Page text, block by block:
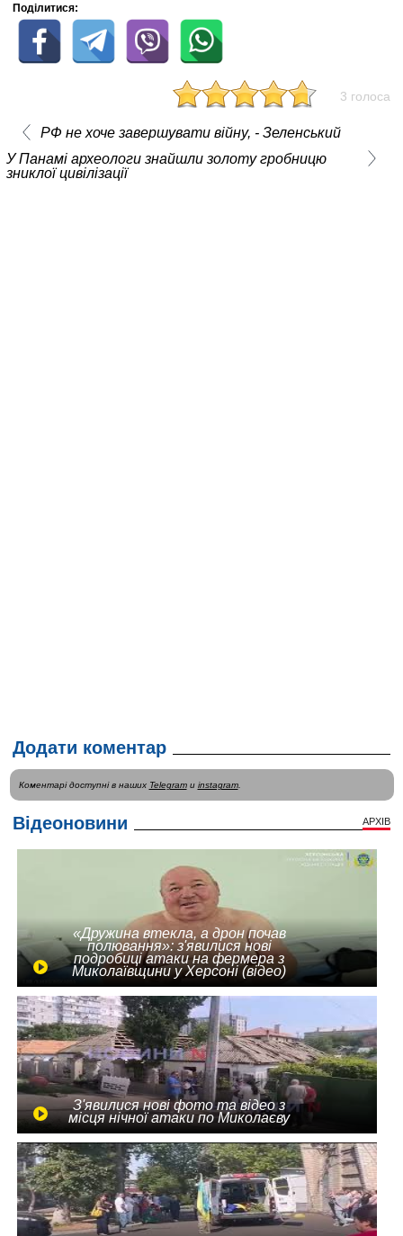
Поділитися:
3 голоса
РФ не хоче завершувати війну, - Зеленський
У Панамі археологи знайшли золоту гробницю
зниклої цивілізації
Додати коментар
Коментарі доступні в наших Telegramи instagram.
Відеоновини АРХІВ
«Дружина втекла, а дрон почав
полювання»: з'явилися нові
подробиці атаки на фермера з
Миколаївщини у Херсоні (відео)
З'явилися нові фото та відео з
місця нічної атаки по Миколаєву